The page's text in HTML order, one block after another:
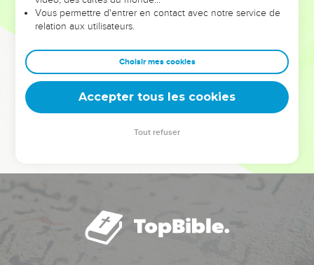
Dans cette conférence, leaders, entrepreneurs, et responsables
clés pour avancer avec plus de sagesse afin que leurs erreurs
deviennent vos tremplins. Que vous guidiez un ministère, une
équipe, un groupe ou une famille, leur expérience est faite
Vous permettre d'entrer en contact avec notre service de
relation aux utilisateurs.
Choisir mes cookies
Accepter tous les cookies
Tout refuser